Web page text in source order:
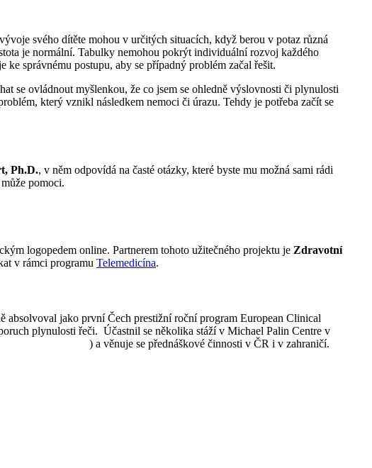
svého dítěte mohou v určitých situacích, když berou v potaz různá
je normální. Tabulky nemohou pokrýt individuální rozvoj každého
správnému postupu, aby se případný problém začal řešit.
se ovládnout myšlenkou, že co jsem se ohledně výslovnosti či plynulosti
který vznikl následkem nemoci či úrazu. Tehdy je potřeba začít se
Ph.D., v něm odpovídá na časté otázky, které byste mu možná sami rádi
pomoci.
logopedem online. Partnerem tohoto užitečného projektu je Zdravotní
v rámci programu Telemedicína.
absolvoval jako první Čech prestižní roční program European Clinical
plynulosti řeči. Účastnil se několika stáží v Michael Palin Centre v
) a věnuje se přednáškové činnosti v ČR i v zahraničí.